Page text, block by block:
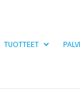
TUOTTEET